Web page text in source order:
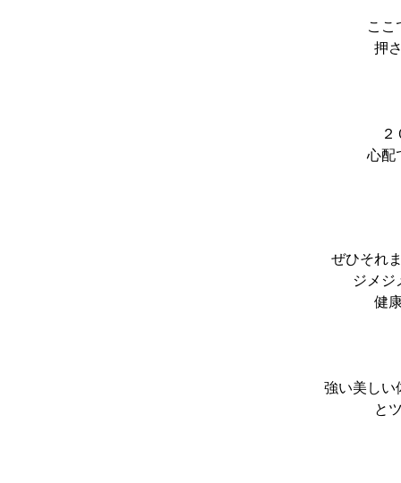
ここ
押
心配
ぜひそれ
ジメジ
健
強い美しい
と